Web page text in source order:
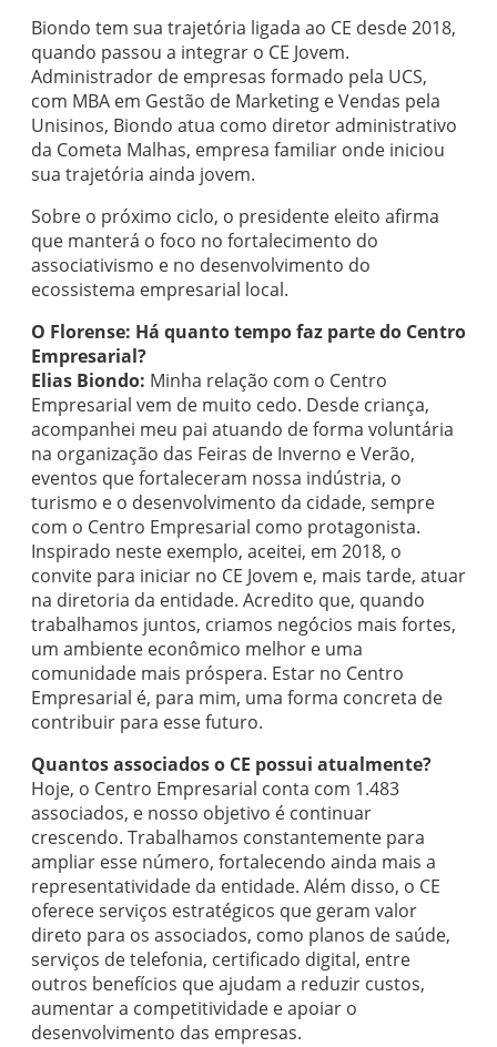
Biondo tem sua trajetória ligada ao CE desde 2018,
quando passou a integrar o CE Jovem.
Administrador de empresas formado pela UCS,
com MBA em Gestão de Marketing e Vendas pela
Unisinos, Biondo atua como diretor administrativo
da Cometa Malhas, empresa familiar onde iniciou
sua trajetória ainda jovem.
Sobre o próximo ciclo, o presidente eleito afirma
que manterá o foco no fortalecimento do
associativismo e no desenvolvimento do
ecossistema empresarial local.
O Florense: Há quanto tempo faz parte do Centro
Empresarial?
Elias Biondo: Minha relação com o Centro
Empresarial vem de muito cedo. Desde criança,
acompanhei meu pai atuando de forma voluntária
na organização das Feiras de Inverno e Verão,
eventos que fortaleceram nossa indústria, o
turismo e o desenvolvimento da cidade, sempre
com o Centro Empresarial como protagonista.
Inspirado neste exemplo, aceitei, em 2018, o
convite para iniciar no CE Jovem e, mais tarde, atuar
na diretoria da entidade. Acredito que, quando
trabalhamos juntos, criamos negócios mais fortes,
um ambiente econômico melhor e uma
comunidade mais próspera. Estar no Centro
Empresarial é, para mim, uma forma concreta de
contribuir para esse futuro.
Quantos associados o CE possui atualmente?
Hoje, o Centro Empresarial conta com 1.483
associados, e nosso objetivo é continuar
crescendo. Trabalhamos constantemente para
ampliar esse número, fortalecendo ainda mais a
representatividade da entidade. Além disso, o CE
oferece serviços estratégicos que geram valor
direto para os associados, como planos de saúde,
serviços de telefonia, certificado digital, entre
outros benefícios que ajudam a reduzir custos,
aumentar a competitividade e apoiar o
desenvolvimento das empresas.